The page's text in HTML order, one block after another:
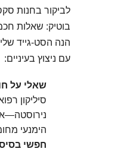
לביקור בחנות
בוטיק: שאלות
הנה הסט-גייד
עם ניצוץ בעיניים:
שאלי על
סיליקון
הימנעי
חפשי